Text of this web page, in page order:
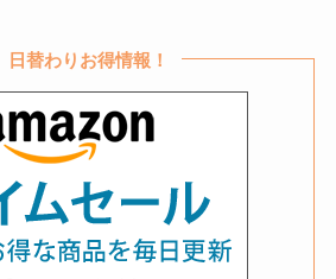
日替わりお得情報！